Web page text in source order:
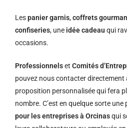
Lespanier garnis,coffrets
confiseries, une idée cadeau qui
occasions.
Professionnelset Comités
pouvez nous contacter directement
proposition personnalisée qui fera
nombre. C’est en quelque sorte une
pour les entreprises à Orcinasqui